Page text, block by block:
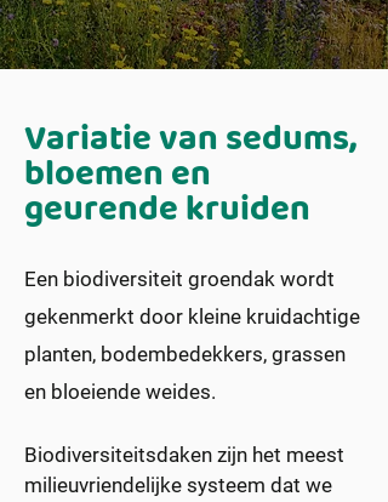
Variatie van sedums,
bloemen en
geurende kruiden
Een biodiversiteit groendak wordt
gekenmerkt door kleine kruidachtige
planten, bodembedekkers, grassen
en bloeiende weides.
Biodiversiteitsdaken zijn het meest
milieuvriendelijke systeem dat we